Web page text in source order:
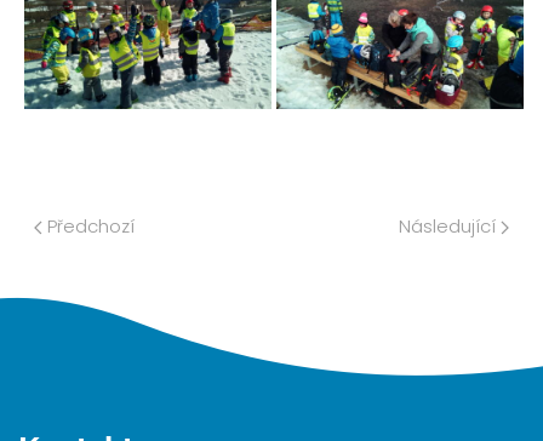
Předchozí Následující